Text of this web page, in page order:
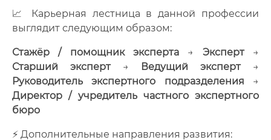
📈 Карьерная лестница в данной профессии
выглядит следующим образом:
Стажёр / помощник эксперта → Эксперт→
Старший эксперт→ Ведущий эксперт→
Руководитель экспертного подразделения →
Директор / учредитель частного экспертного
бюро
⚡ Дополнительные направления развития: